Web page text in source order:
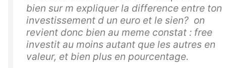
bien sur m expliquer la difference entre ton
investissement d un euro et le sien? on
revient donc bien au meme constat : free
investit au moins autant que les autres en
valeur, et bien plus en pourcentage.